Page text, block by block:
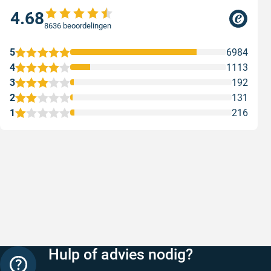
4.688636 beoordelingen
1 216
2 131
3 192
4 1113
5 6984
Hulp of advies nodig?